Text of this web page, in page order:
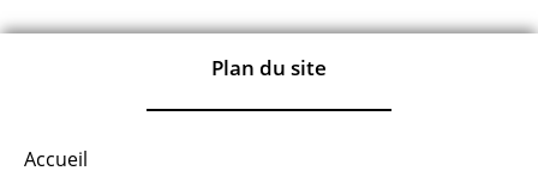
Plan du site
Accueil